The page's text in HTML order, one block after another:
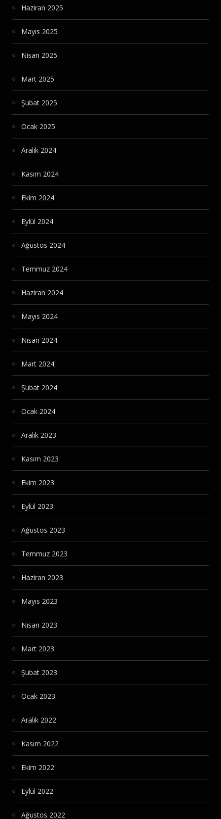
Haziran 2025
Mayıs 2025
Nisan 2025
Mart 2025
Şubat 2025
Ocak 2025
Aralık 2024
Kasım 2024
Ekim 2024
Eylül 2024
Ağustos 2024
Temmuz 2024
Haziran 2024
Mayıs 2024
Nisan 2024
Mart 2024
Şubat 2024
Ocak 2024
Aralık 2023
Kasım 2023
Ekim 2023
Eylül 2023
Ağustos 2023
Temmuz 2023
Haziran 2023
Mayıs 2023
Nisan 2023
Mart 2023
Şubat 2023
Ocak 2023
Aralık 2022
Kasım 2022
Ekim 2022
Eylül 2022
Ağustos 2022